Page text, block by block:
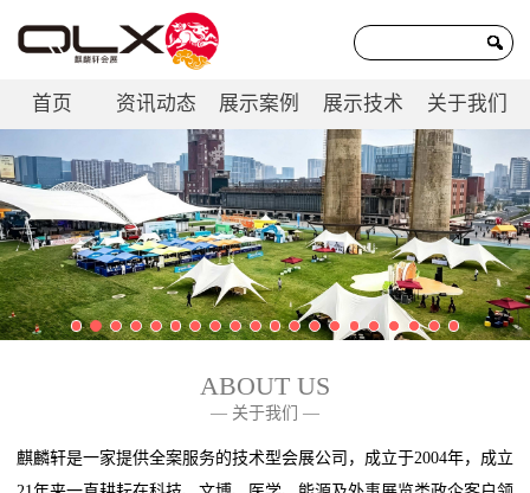
首页 资讯动态 展示案例 展示技术 关于我们
联系我们
ABOUT US
— 关于我们 —
麒麟轩是一家提供全案服务的技术型会展公司，成立于2004年，成立